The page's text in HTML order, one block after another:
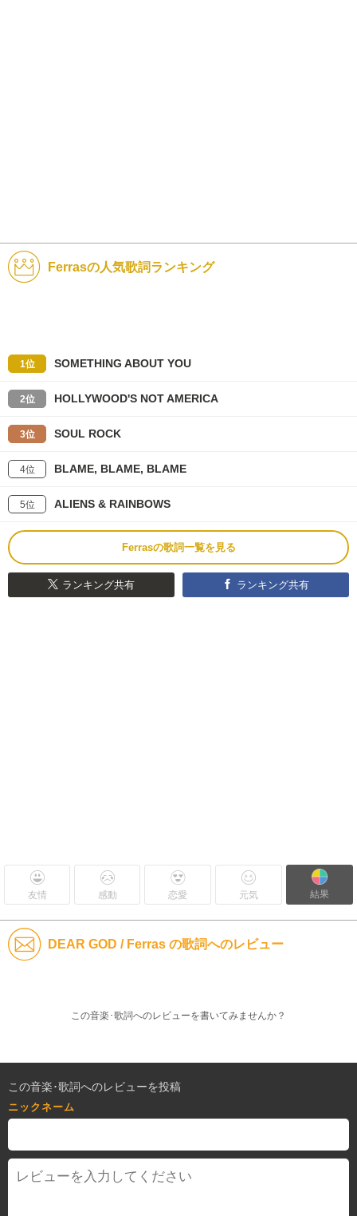
Ferrasの人気歌詞ランキング
1位 SOMETHING ABOUT YOU
2位 HOLLYWOOD'S NOT AMERICA
3位 SOUL ROCK
4位 BLAME, BLAME, BLAME
5位 ALIENS & RAINBOWS
Ferrasの歌詞一覧を見る
ランキング共有 ランキング共有
友情 感動 恋愛 元気 結果
DEAR GOD / Ferras の歌詞へのレビュー
この音楽･歌詞へのレビューを書いてみませんか？
この音楽･歌詞へのレビューを投稿
ニックネーム